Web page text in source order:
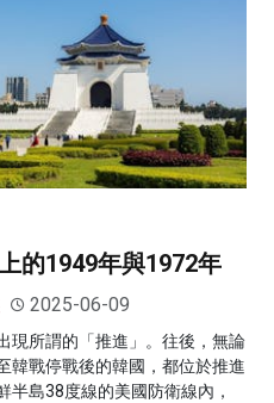
的1949年與1972年
2025-06-09
現所謂的「推進」。往後，無論
韓戰停戰後的韓國，都位於推進
半島38度線的美國防衛線內，